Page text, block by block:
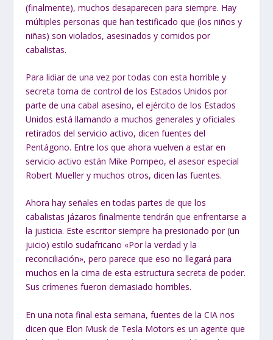
(finalmente), muchos desaparecen para siempre. Hay
múltiples personas que han testificado que (los niños y
niñas) son violados, asesinados y comidos por
cabalistas.
Para lidiar de una vez por todas con esta horrible y
secreta toma de control de los Estados Unidos por
parte de una cabal asesino, el ejército de los Estados
Unidos está llamando a muchos generales y oficiales
retirados del servicio activo, dicen fuentes del
Pentágono. Entre los que ahora vuelven a estar en
servicio activo están Mike Pompeo, el asesor especial
Robert Mueller y muchos otros, dicen las fuentes.
Ahora hay señales en todas partes de que los
cabalistas jázaros finalmente tendrán que enfrentarse a
la justicia. Este escritor siempre ha presionado por (un
juicio) estilo sudafricano «Por la verdad y la
reconciliación», pero parece que eso no llegará para
muchos en la cima de esta estructura secreta de poder.
Sus crímenes fueron demasiado horribles.
En una nota final esta semana, fuentes de la CIA nos
dicen que Elon Musk de Tesla Motors es un agente que